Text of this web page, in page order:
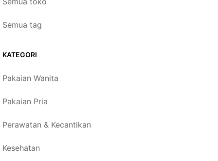
Semua tag
KATEGORI
Pakaian Wanita
Pakaian Pria
Perawatan & Kecantikan
Kesehatan